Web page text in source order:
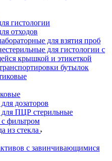
гистологии
отходов
для взятия проб
для гистологии с
крышкой и этикеткой
бутылок
дозаторов
ПЦР стерильные
фильтром
из стекла
с завинчивающимися